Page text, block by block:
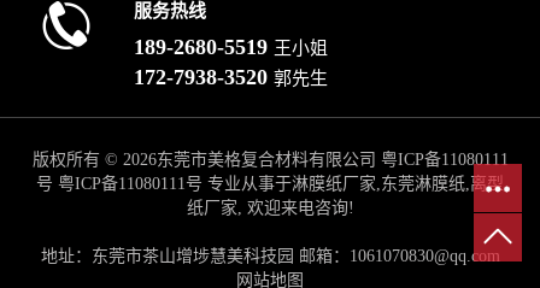
服务热线
189-2680-5519 王小姐
172-7938-3520 郭先生
版权所有 © 2026东莞市美格复合材料有限公司 粤ICP备11080111
号 粤ICP备11080111号 专业从事于淋膜纸厂家,东莞淋膜纸,离型
纸厂家, 欢迎来电咨询!
地址：东莞市茶山增埗慧美科技园 邮箱：1061070830@qq.com
网站地图